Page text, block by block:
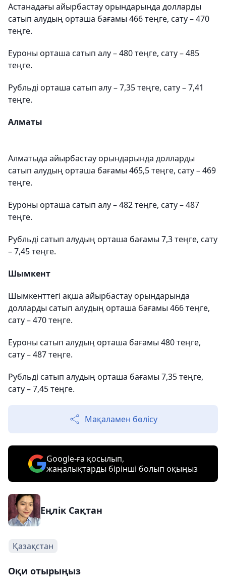
Астанадағы айырбастау орындарында долларды
сатып алудың орташа бағамы 466 теңге, сату – 470
теңге.
Еуроны орташа сатып алу – 480 теңге, сату – 485
теңге.
Рубльді орташа сатып алу – 7,35 теңге, сату – 7,41
теңге.
Алматы
Алматыда айырбастау орындарында долларды
сатып алудың орташа бағамы 465,5 теңге, сату – 469
теңге.
Еуроны орташа сатып алу – 482 теңге, сату – 487
теңге.
Рубльді сатып алудың орташа бағамы 7,3 теңге, сату
– 7,45 теңге.
Шымкент
Шымкенттегі ақша айырбастау орындарында
долларды сатып алудың орташа бағамы 466 теңге,
сату – 470 теңге.
Еуроны сатып алудың орташа бағамы 480 теңге,
сату – 487 теңге.
Рубльді сатып алудың орташа бағамы 7,35 теңге,
сату – 7,45 теңге.
Мақаламен бөлісу
Google-ға қосылып,
жаңалықтарды бірінші болып оқыңыз
Еңлік Сақтан
Қазақстан
Оқи отырыңыз